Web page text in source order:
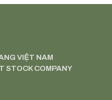
VIỆT NAM
STOCK COMPANY